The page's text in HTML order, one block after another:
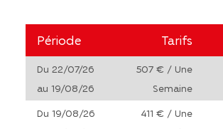
Période Tarifs
Du 22/07/26
au 19/08/26
507 € / Une
Semaine
Du 19/08/26
411 € / Une